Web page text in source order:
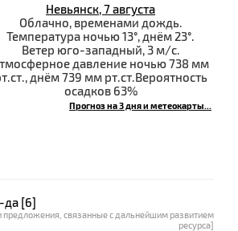
Невьянск, 7 августа
Облачно, временами дождь.
Температура ночью 13°, днём 23°.
Ветер юго-западный, 3 м/с.
давление ночью 738 мм
днём 739 мм рт.ст.Вероятность
осадков 63%
Прогноз на 3 дня и метеокарты...
да [6]
предложения, связанные с дальнейшим развитием
ресурса]